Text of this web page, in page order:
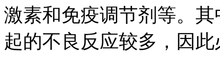
激素和免疫调节剂等。
起的不良反应较多，因